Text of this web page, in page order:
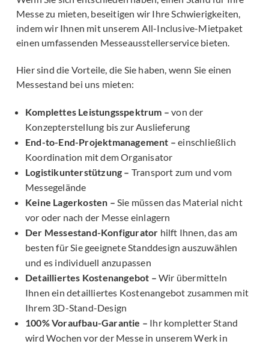
Messe zu mieten, beseitigen wir Ihre Schwierigkeiten,
indem wir Ihnen mit unserem All-Inclusive-Mietpaket
einen umfassenden Messeausstellerservice bieten.
Hier sind die Vorteile, die Sie haben, wenn Sie einen
Messestand bei uns mieten:
Komplettes Leistungsspektrum – von der
Konzepterstellung bis zur Auslieferung
End-to-End-Projektmanagement – einschließlich
Koordination mit dem Organisator
Logistikunterstützung – Transport zum und vom
Messegelände
Keine Lagerkosten – Sie müssen das Material nicht
vor oder nach der Messe einlagern
Der Messestand-Konfigurator hilft Ihnen, das am
besten für Sie geeignete Standdesign auszuwählen
und es individuell anzupassen
Detailliertes Kostenangebot – Wir übermitteln
Ihnen ein detailliertes Kostenangebot zusammen mit
Ihrem 3D-Stand-Design
100% Voraufbau-Garantie – Ihr kompletter Stand
wird Wochen vor der Messe in unserem Werk in